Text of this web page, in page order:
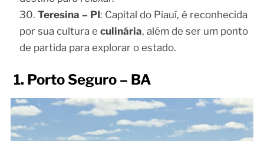
Teresina – PI: Capital do Piauí, é reconhecida
por sua cultura e culinária, além de ser um ponto
de partida para explorar o estado.
1. Porto Seguro – BA